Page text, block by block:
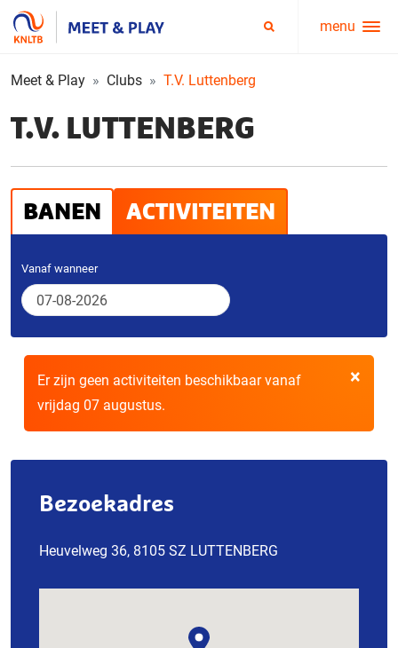
Service
menu
menu
Meet & Play Clubs T.V. Luttenberg
T.V. LUTTENBERG
BANEN ACTIVITEITEN
Vanaf wanneer
×
Er zijn geen activiteiten beschikbaar vanaf
vrijdag 07 augustus.
Bezoekadres
Heuvelweg 36, 8105 SZ LUTTENBERG